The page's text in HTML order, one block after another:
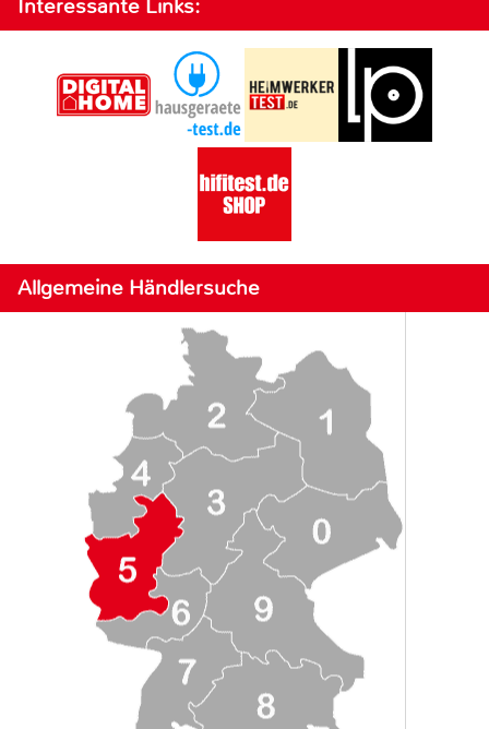
Interessante Links:
Allgemeine Händlersuche